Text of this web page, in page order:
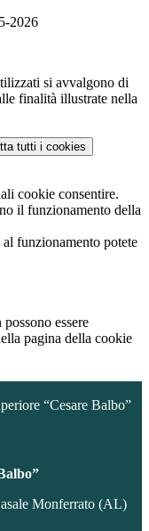
2026
si avvalgono di
finalità illustrate nella
tutti i cookies
cookie consentire.
il funzionamento della
funzionamento potete
essere
pagina della cookie
“Cesare Balbo”
Monferrato (AL)